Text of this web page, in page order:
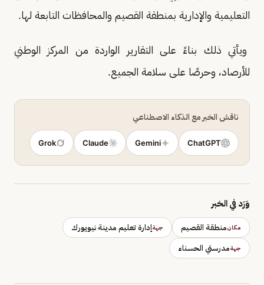
التعليمية والإدارية بمنطقة القصيم والمحافظات التابعة لها.
ويأتي ذلك بناءً على التقارير الواردة من المركز الوطني
للأرصاد، وحرصًا على سلامة الجميع.
ناقش الخبر مع الذكاء الاصطناعي
ChatGPT
Gemini
Claude
Grok
وَرَد في الخبر
مكانمنطقة القصيم جهةإدارة تعليم مدينة نيويورك
جهةمدرستي الحسناء